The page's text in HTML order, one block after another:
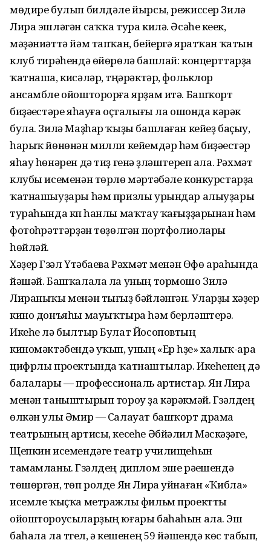
мөдире булып билдәле йырсы, режиссер Зилә
Лира эшләгән саҡҡа тура килә. Әсәһе кеүек,
мәҙәниәттә йәм тапҡан, бейергә яратҡан ҡатын
клуб тирәһендә өйөрөлә башлай: концерттарҙа
ҡатнаша, кисәләр, түңәрәктәр, фольклор
ансамбле ойошторорға ярҙам итә. Башҡорт
биҙәүестәре яһауға оҫталығы ла ошонда кәрәк
була. Зилә Маҙһар ҡыҙы башлаған кейеҙ баҫыу,
һарыҡ йөнөнән милли кейемдәр һәм биҙәүестәр
яһау һөнәрен дә тиҙ генә үҙләштереп ала. Рәхмәт
клубы исеменән төрлө мәртәбәле конкурстарҙа
ҡатнашыуҙары һәм призлы урындар алыуҙары
тураһында күп һанлы маҡтау ҡағыҙҙарынан һәм
фотоһүрәттәрҙән төҙөлгән портфолиолары
һөйләй.
Хәҙер Гүзәл Үтәбаева Рәхмәт менән Өфө араһында
йәшәй. Башҡалала ла уның тормошо Зилә
Лираныҡы менән тығыҙ бәйләнгән. Уларҙы хәҙер
кино донъяһы мауыҡтыра һәм берләштерә.
Икеһе лә былтыр Булат Йосоповтың
киномәктәбендә уҡып, уның «Ер һүҙе» халыҡ-ара
цифрлы проектында ҡатнаштылар. Икеһенең дә
балалары — профессиональ артистар. Ян Лира
менән таныштырып тороу ҙа кәрәкмәй. Гүзәлдең
өлкән улы Әмир — Салауат башҡорт драма
театрының артисы, кесеһе Әбйәлил Мәскәүҙәге,
Щепкин исемендәге театр училищеһын
тамамланы. Гүзәлдең диплом эше рәүешендә
төшөргән, төп ролде Ян Лира уйнаған «Ҡибла»
исемле ҡыҫҡа метражлы фильм проектты
ойоштороусыларҙың юғары баһаһын ала. Эш
баһала ла түгел, ә кешенең 59 йәшендә көс табып,